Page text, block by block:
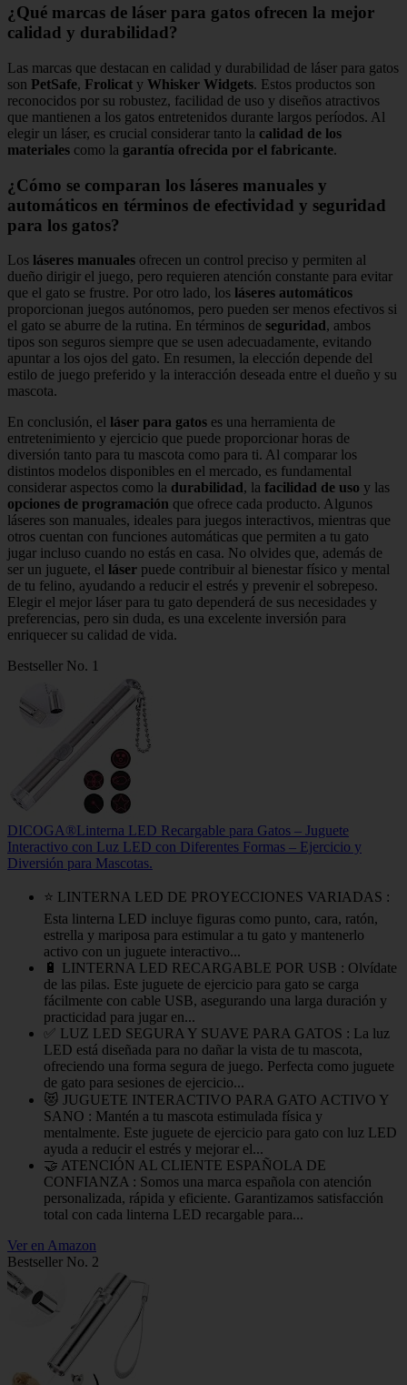
¿Qué marcas de láser para gatos ofrecen la mejor
calidad y durabilidad?
Las marcas que destacan en calidad y durabilidad de láser para gatos
son PetSafe, Frolicat y Whisker Widgets. Estos productos son
reconocidos por su robustez, facilidad de uso y diseños atractivos
que mantienen a los gatos entretenidos durante largos períodos. Al
elegir un láser, es crucial considerar tanto la calidad de los
materiales como la garantía ofrecida por el fabricante.
¿Cómo se comparan los láseres manuales y
automáticos en términos de efectividad y seguridad
para los gatos?
Los láseres manuales ofrecen un control preciso y permiten al
dueño dirigir el juego, pero requieren atención constante para evitar
que el gato se frustre. Por otro lado, los láseres automáticos
proporcionan juegos autónomos, pero pueden ser menos efectivos si
el gato se aburre de la rutina. En términos de seguridad , ambos
tipos son seguros siempre que se usen adecuadamente, evitando
apuntar a los ojos del gato. En resumen, la elección depende del
estilo de juego preferido y la interacción deseada entre el dueño y su
mascota.
En conclusión, el
láser para gatos es una herramienta de
entretenimiento y ejercicio que puede proporcionar horas de
diversión tanto para tu mascota como para ti. Al comparar los
distintos modelos disponibles en el mercado, es fundamental
considerar aspectos como la durabilidad , la facilidad de uso y las
opciones de programación que ofrece cada producto. Algunos
láseres son manuales, ideales para juegos interactivos, mientras que
otros cuentan con funciones automáticas que permiten a tu gato
jugar incluso cuando no estás en casa. No olvides que, además de
ser un juguete, el
láser puede contribuir al bienestar físico y mental
de tu felino, ayudando a reducir el estrés y prevenir el sobrepeso.
Elegir el mejor láser para tu gato dependerá de sus necesidades y
preferencias, pero sin duda, es una excelente inversión para
enriquecer su calidad de vida.
Bestseller No. 1
DICOGA®️Linterna LED Recargable para Gatos – Juguete
Interactivo con Luz LED con Diferentes Formas – Ejercicio y
Diversión para Mascotas.
⭐ LINTERNA LED DE PROYECCIONES VARIADAS :
Esta linterna LED incluye figuras como punto, cara, ratón,
estrella y mariposa para estimular a tu gato y mantenerlo
activo con un juguete interactivo...
🔋 LINTERNA LED RECARGABLE POR USB : Olvídate
de las pilas. Este juguete de ejercicio para gato se carga
fácilmente con cable USB, asegurando una larga duración y
practicidad para jugar en...
✅ LUZ LED SEGURA Y SUAVE PARA GATOS : La luz
LED está diseñada para no dañar la vista de tu mascota,
ofreciendo una forma segura de juego. Perfecta como juguete
de gato para sesiones de ejercicio...
😻 JUGUETE INTERACTIVO PARA GATO ACTIVO Y
SANO : Mantén a tu mascota estimulada física y
mentalmente. Este juguete de ejercicio para gato con luz LED
ayuda a reducir el estrés y mejorar el...
🤝 ATENCIÓN AL CLIENTE ESPAÑOLA DE
CONFIANZA : Somos una marca española con atención
personalizada, rápida y eficiente. Garantizamos satisfacción
total con cada linterna LED recargable para...
Ver en Amazon
Bestseller No. 2